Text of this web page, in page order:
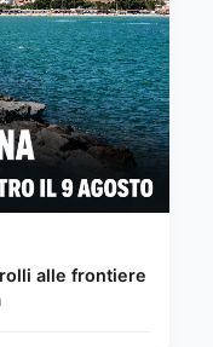
alle frontiere